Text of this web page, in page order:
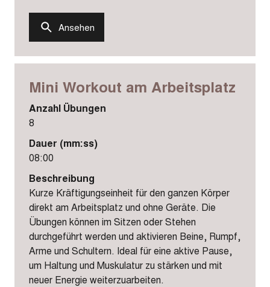
Ansehen
Mini Workout am Arbeitsplatz
Anzahl Übungen
8
Dauer (mm:ss)
08:00
Beschreibung
Kurze Kräftigungseinheit für den ganzen Körper
direkt am Arbeitsplatz und ohne Geräte. Die
Übungen können im Sitzen oder Stehen
durchgeführt werden und aktivieren Beine, Rumpf,
Arme und Schultern. Ideal für eine aktive Pause,
um Haltung und Muskulatur zu stärken und mit
neuer Energie weiterzuarbeiten.